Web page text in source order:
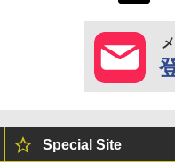
Special Site